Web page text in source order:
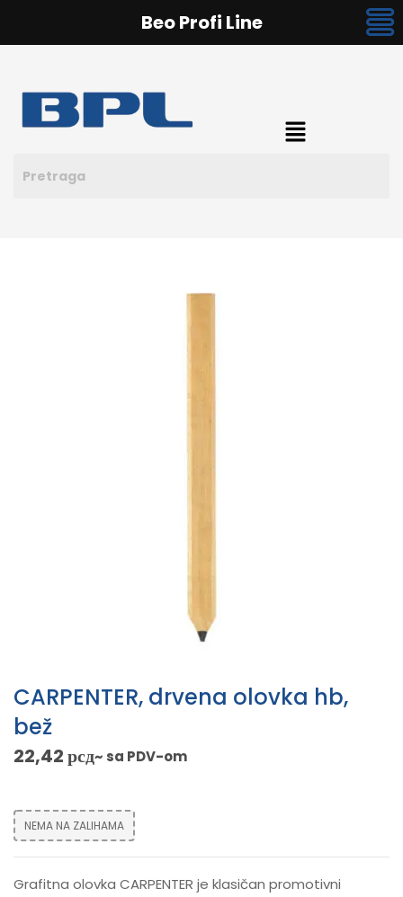
CARPENTER, drvena olovka hb,
bež
22,42рсд~ sa PDV-om
NEMA NA ZALIHAMA
Grafitna olovka CARPENTER je klasičan promotivni
Beo Profi Line